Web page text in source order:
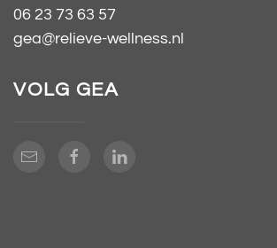
06 23 73 63 57
gea@relieve-wellness.nl
VOLG GEA